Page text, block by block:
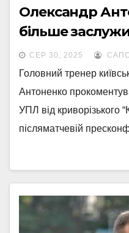
Олександр
більше
СЕР 30, 2025
Головний тренер
Антоненко
УПЛ від криворізького
післяматчевій